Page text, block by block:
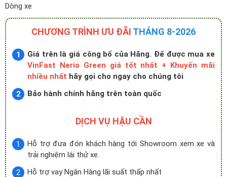
Dòng xe
CHƯƠNG TRÌNH ƯU ĐÃI THÁNG 8-2026
Giá trên là giá công bố của Hãng. Để được mua xe
VinFast Nerio Green giá tốt nhất + Khuyến mãi
nhiều nhất hãy gọi cho ngay cho chúng tôi
Bảo hành chính hãng trên toàn quốc
DỊCH VỤ HẬU CẦN
Hỗ trợ đưa đón khách hàng tới Showroom xem xe và
trải nghiệm lái thử xe.
Hỗ trợ vay Ngân Hàng lãi suất thấp nhất